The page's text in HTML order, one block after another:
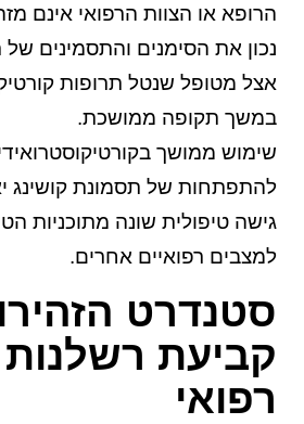
הרופא או הצוות הרפואי אינם
נכון את הסימנים והתסמינים של
אצל מטופל שנטל תרופות
במשך תקופה ממושכת.
שימוש ממושך
להתפתחות של תסמונת קושינג
גישה טיפולית שונה מתוכניות
למצבים רפואיים אחרים.
סטנדרט
קביעת רשלנות
רפואי